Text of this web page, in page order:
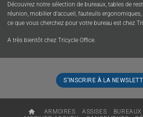
Découvrez notre sélection de bureaux, tables de
réunion, mobilier d’accueil, fauteuils
ce que vous cherchez pour votre bureau est chez
A très bientôt chez Tricycle Office.
S'INSCRIRE À LA
ARMOIRES ASSISES BUREAUX